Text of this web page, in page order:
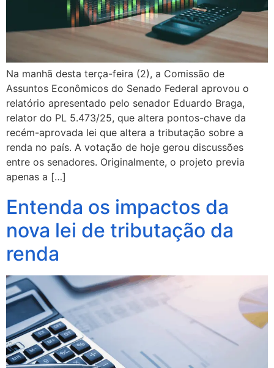
Na manhã desta terça-feira (2), a Comissão de
Assuntos Econômicos do Senado Federal aprovou o
relatório apresentado pelo senador Eduardo Braga,
relator do PL 5.473/25, que altera pontos-chave da
recém-aprovada lei que altera a tributação sobre a
renda no país. A votação de hoje gerou discussões
entre os senadores. Originalmente, o projeto previa
apenas a […]
Entenda os impactos da
nova lei de tributação da
renda